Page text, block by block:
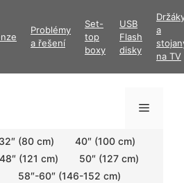
Problémy
a řešení
Set-
top
boxy
USB
Flash
disky
a
na TV
Menu
32″ (80 cm)
40″ (100 cm)
48″ (121 cm)
50″ (127 cm)
58″-60″ (146-152 cm)